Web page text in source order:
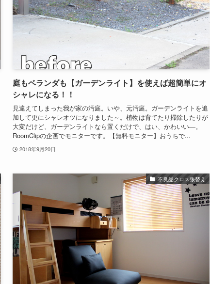
庭もベランダも【ガーデンライト】を使えば超簡単にオ
シャレになる！！
見違えてしまった我が家の汚庭。いや、元汚庭。ガーデンライトを追
加して更にシャレオツになりました～。植物は育てたり掃除したりが
大変だけど、ガーデンライトなら置くだけで、はい、かわいい―。
RoomClipの企画でモニターです。【無料モニター】おうちで...
2018年9月20日
不良品クロス張替え